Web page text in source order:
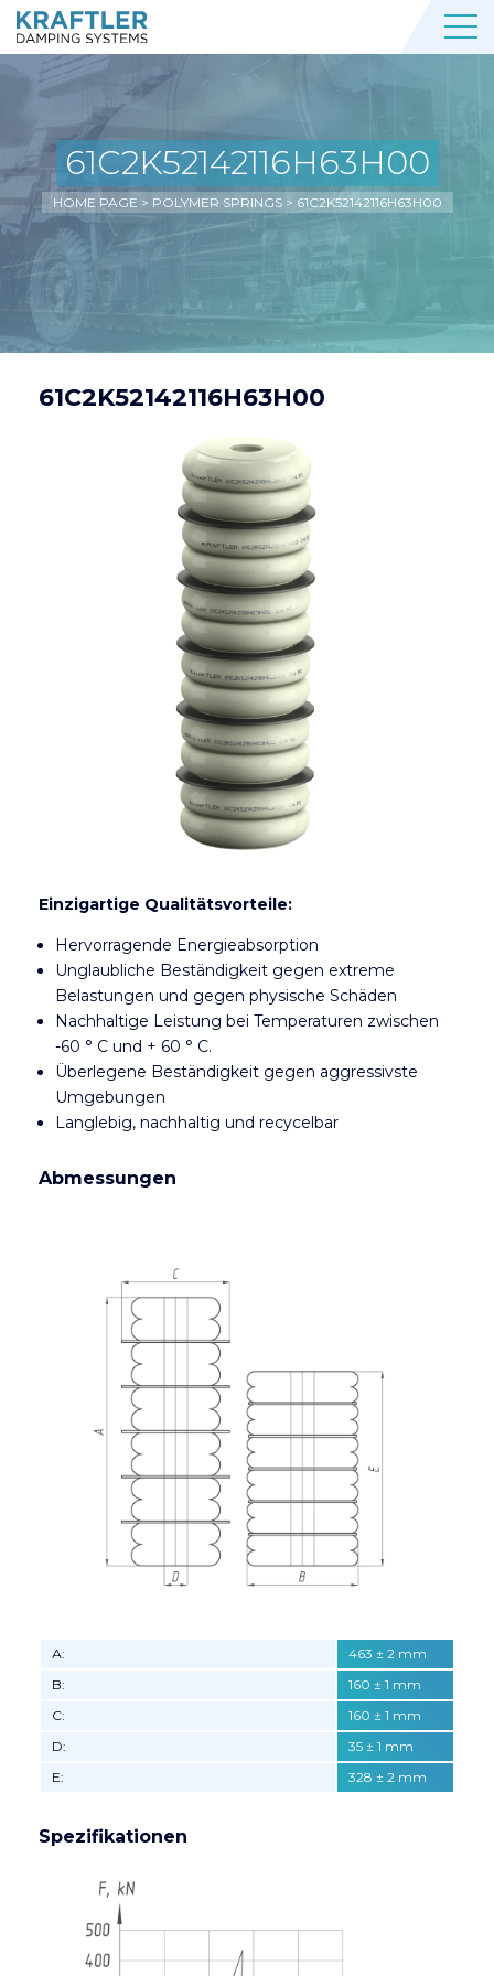
61C2K52142116H63H00
HOME PAGE > POLYMER SPRINGS> 61C2K52142116H63H00
61C2K52142116H63H00
Einzigartige Qualitätsvorteile:
Hervorragende Energieabsorption
Unglaubliche Beständigkeit gegen extreme
Belastungen und gegen physische Schäden
Nachhaltige Leistung bei Temperaturen zwischen
-60 ° C und + 60 ° C.
Überlegene Beständigkeit gegen aggressivste
Umgebungen
Langlebig, nachhaltig und recycelbar
Abmessungen
А:
463 ± 2 mm
B:
160 ± 1 mm
C:
160 ± 1 mm
D:
35 ± 1 mm
E:
328 ± 2 mm
Spezifikationen